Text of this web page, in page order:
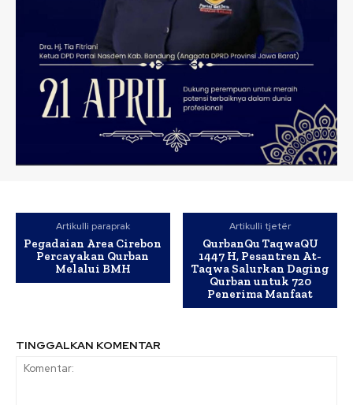
Artikulli paraprak
Pegadaian Area Cirebon
Percayakan Qurban
Melalui BMH
Artikulli tjetër
QurbanQu TaqwaQU
1447 H, Pesantren At-
Taqwa Salurkan Daging
Qurban untuk 720
Penerima Manfaat
TINGGALKAN KOMENTAR